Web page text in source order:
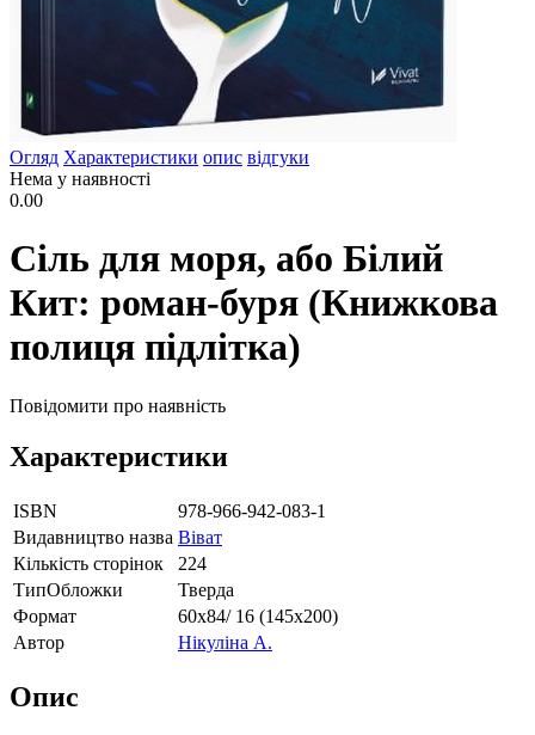
Огляд Характеристики опис відгуки
Нема у наявності
0.00
Сіль для моря, або Білий
Кит: роман-буря (Книжкова
полиця підлітка)
Повідомити про наявність
Характеристики
ISBN
978-966-942-083-1
Видавництво назва Віват
Кількість сторінок
224
ТипОбложки
Тверда
Формат
60х84/ 16 (145х200)
Автор
Нікуліна А.
Опис